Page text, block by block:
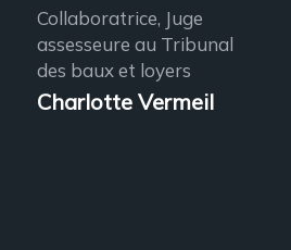
Collaboratrice, Juge
assesseure au Tribunal
des baux et loyers
Charlotte Vermeil